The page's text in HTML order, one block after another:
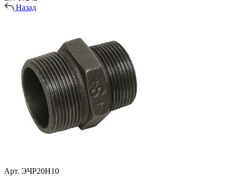
Назад
Арт. ЭЧР20Н10